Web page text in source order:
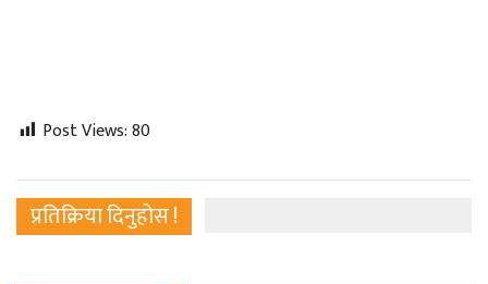
Post Views:80
प्रतिक्रिया दिनुहोस !